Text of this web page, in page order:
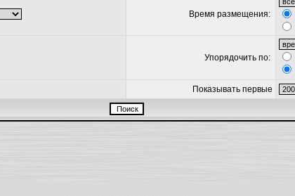
Время размещения:
Упорядочить по:
Показывать первые